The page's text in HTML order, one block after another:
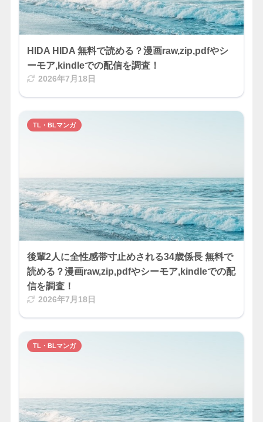
HIDA HIDA 無料で読める？漫画raw,zip,pdfやシ
ーモア,kindleでの配信を調査！
2026年7月18日
後輩2人に全性感帯寸止めされる34歳係長 無料で
読める？漫画raw,zip,pdfやシーモア,kindleでの配
信を調査！
2026年7月18日
TL・BLマンガ
TL・BLマンガ